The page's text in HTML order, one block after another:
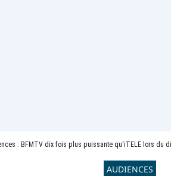
: BFMTV dix fois plus puissante qu'iTELE lors du
AUDIENCES